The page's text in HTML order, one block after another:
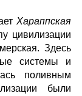
Хараппская
цивилизации
Здесь
системы и
поливным
были